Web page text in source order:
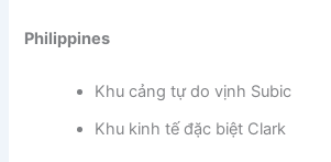
Philippines
Khu cảng tự do vịnh Subic
Khu kinh tế đặc biệt Clark